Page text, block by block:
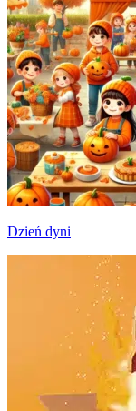
Dzień dyni